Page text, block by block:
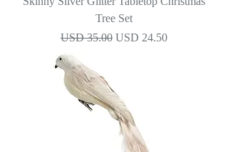
Tree Set
Precio
USD 35.00 Precio de oferta
USD 24.50